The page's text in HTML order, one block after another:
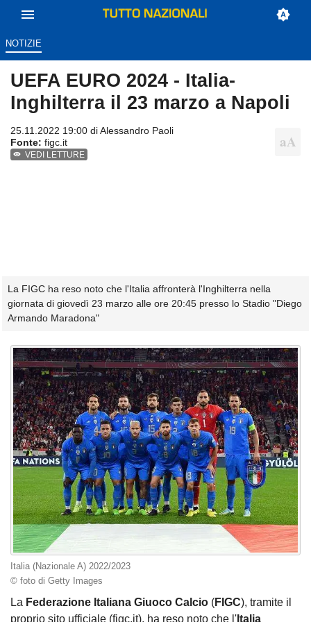
NOTIZIE
UEFA EURO 2024 - Italia-
Inghilterra il 23 marzo a Napoli
25.11.2022 19:00 diAlessandro Paoli
Fonte: figc.it
VEDI LETTURE
La FIGC ha reso noto che l'Italia affronterà l'Inghilterra nella
giornata di giovedì 23 marzo alle ore 20:45 presso lo Stadio "Diego
Armando Maradona"
Italia (Nazionale A) 2022/2023
© foto di Getty Images
La Federazione Italiana Giuoco Calcio (FIGC), tramite il
proprio sito ufficiale (figc.it), ha reso noto che l' Italia